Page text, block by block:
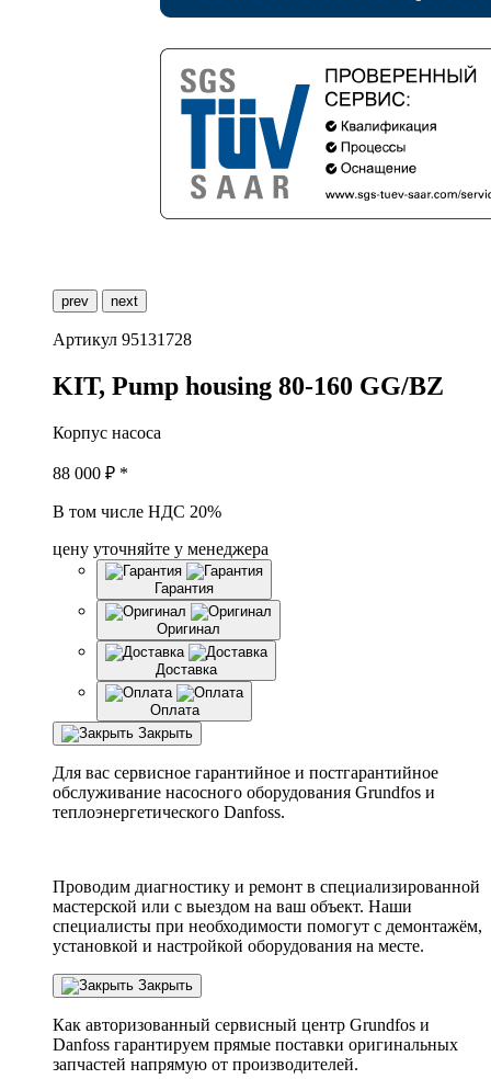
prev next
Артикул 95131728
KIT, Pump housing 80-160 GG/BZ
Корпус насоса
88 000 ₽ *
В том числе НДС 20%
цену уточняйте у менеджера
Гарантия
Оригинал
Доставка
Оплата
Закрыть
Для вас сервисное гарантийное и постгарантийное
обслуживание насосного оборудования Grundfos и
теплоэнергетического Danfoss.
Проводим диагностику и ремонт в специализированной
мастерской или с выездом на ваш объект. Наши
специалисты при необходимости помогут с демонтажём,
установкой и настройкой оборудования на месте.
Закрыть
Как авторизованный сервисный центр Grundfos и
Danfoss гарантируем прямые поставки оригинальных
запчастей напрямую от производителей.